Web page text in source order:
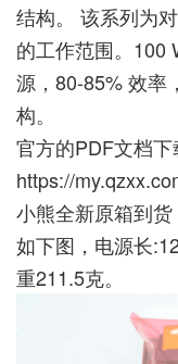
结构。 该系列为
的工作范围。100
源，80-85% 效率
构。
官方的PDF文档下
https://
小熊全新原箱到
如下图，电源长
重211.5克。